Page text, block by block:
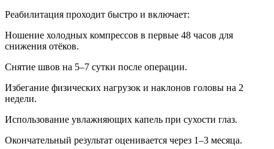
Реабилитация проходит быстро и включает:
Ношение холодных компрессов в первые 48 часов для
снижения отёков.
Снятие швов на 5–7 сутки после операции.
Избегание физических нагрузок и наклонов головы на 2
недели.
Использование увлажняющих капель при сухости глаз.
Окончательный результат оценивается через 1–3 месяца.